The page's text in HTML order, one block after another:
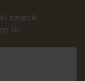
check
in